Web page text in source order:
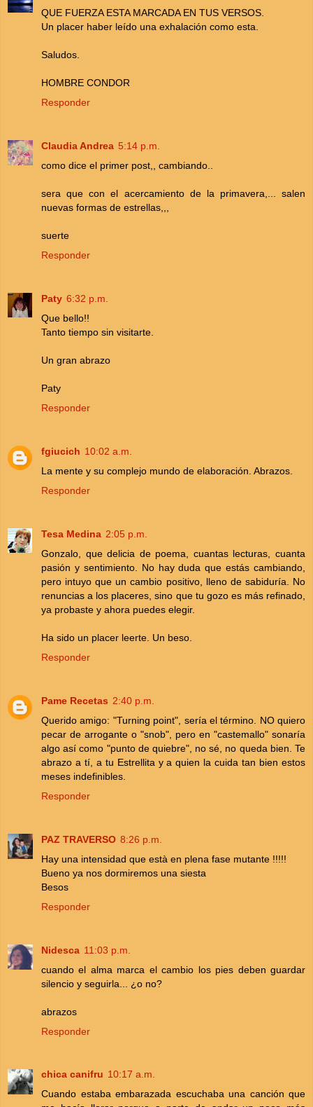
QUE FUERZA ESTA MARCADA EN TUS VERSOS.
Un placer haber leído una exhalación como esta.
Saludos.
HOMBRE CONDOR
Responder
Claudia Andrea 5:14 p.m.
como dice el primer post,, cambiando..
sera que con el acercamiento de la primavera,... salen
nuevas formas de estrellas,,,
suerte
Responder
Paty 6:32 p.m.
Que bello!!
Tanto tiempo sin visitarte.
Un gran abrazo
Paty
Responder
fgiucich 10:02 a.m.
La mente y su complejo mundo de elaboración. Abrazos.
Responder
Tesa Medina 2:05 p.m.
Gonzalo, que delicia de poema, cuantas lecturas, cuanta
pasión y sentimiento. No hay duda que estás cambiando,
pero intuyo que un cambio positivo, lleno de sabiduría. No
renuncias a los placeres, sino que tu gozo es más refinado,
ya probaste y ahora puedes elegir.
Ha sido un placer leerte. Un beso.
Responder
Pame Recetas 2:40 p.m.
Querido amigo: "Turning point", sería el término. NO quiero
pecar de arrogante o "snob", pero en "castemallo" sonaría
algo así como "punto de quiebre", no sé, no queda bien. Te
abrazo a tí, a tu Estrellita y a quien la cuida tan bien estos
meses indefinibles.
Responder
PAZ TRAVERSO 8:26 p.m.
Hay una intensidad que està en plena fase mutante !!!!!
Bueno ya nos dormiremos una siesta
Besos
Responder
Nidesca 11:03 p.m.
cuando el alma marca el cambio los pies deben guardar
silencio y seguirla... ¿o no?
abrazos
Responder
chica canifru 10:17 a.m.
Cuando estaba embarazada escuchaba una canción que